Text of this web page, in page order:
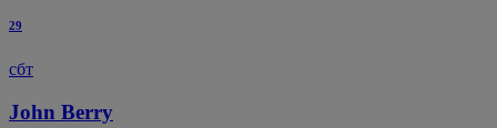
29
сбт
John Berry